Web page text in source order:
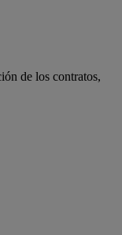
de los contratos,